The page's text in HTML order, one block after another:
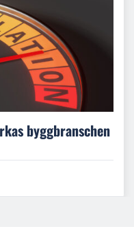
byggbranschen